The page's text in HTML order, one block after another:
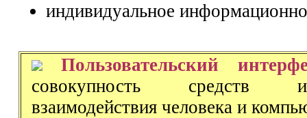
индивидуальное
Пользовательский
совокупность средств
взаимодействия человека и